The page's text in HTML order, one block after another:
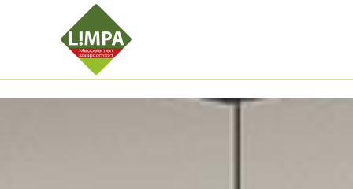
Anhangerma Sommersch